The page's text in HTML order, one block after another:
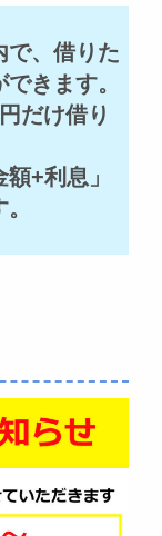
で、借りた
きます。
だけ借り
+利息」